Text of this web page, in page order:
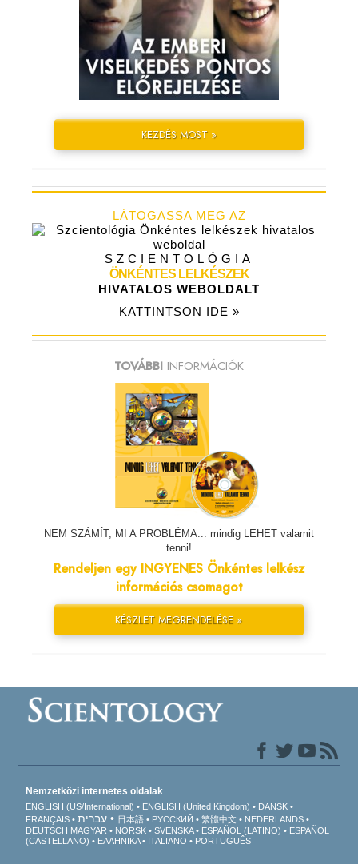
KEZDÉS MOST »
LÁTOGASSA MEG AZ
SZCIENTOLÓGIA
ÖNKÉNTES LELKÉSZEK
HIVATALOS WEBOLDALT
KATTINTSON IDE »
TOVÁBBI INFORMÁCIÓK
NEM SZÁMÍT, MI A PROBLÉMA... mindig LEHET valamit
tenni!
Rendeljen egy INGYENES Önkéntes lelkész
információs csomagot
KÉSZLET MEGRENDELÉSE »
Nemzetközi internetes oldalak
ENGLISH (US/International) ENGLISH (United Kingdom)
DANSK
FRANÇAIS
עברית 日本語 РУССКИЙ 繁體中文
NEDERLANDS
DEUTSCH MAGYAR NORSK SVENSKA ESPAÑOL (LATINO)
ESPAÑOL
(CASTELLANO)
ΕΛΛΗΝΙΚA ITALIANO PORTUGUÊS